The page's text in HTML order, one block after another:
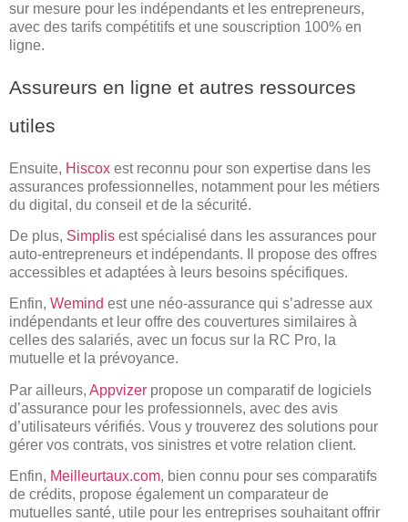
sur mesure pour les indépendants et les entrepreneurs,
avec des tarifs compétitifs et une souscription 100% en
ligne.
Assureurs en ligne et autres ressources
utiles
Ensuite, Hiscox est reconnu pour son expertise dans les
assurances professionnelles, notamment pour les métiers
du digital, du conseil et de la sécurité.
De plus, Simplis est spécialisé dans les assurances pour
auto-entrepreneurs et indépendants. Il propose des offres
accessibles et adaptées à leurs besoins spécifiques.
Enfin, Wemind est une néo-assurance qui s’adresse aux
indépendants et leur offre des couvertures similaires à
celles des salariés, avec un focus sur la RC Pro, la
mutuelle et la prévoyance.
Par ailleurs, Appvizer propose un comparatif de logiciels
d’assurance pour les professionnels, avec des avis
d’utilisateurs vérifiés. Vous y trouverez des solutions pour
gérer vos contrats, vos sinistres et votre relation client.
Enfin, Meilleurtaux.com, bien connu pour ses comparatifs
de crédits, propose également un comparateur de
mutuelles santé, utile pour les entreprises souhaitant offrir